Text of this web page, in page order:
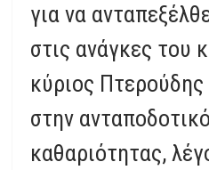
για να
στις ανάγκες του
κύριος
στην
καθαριότητας,